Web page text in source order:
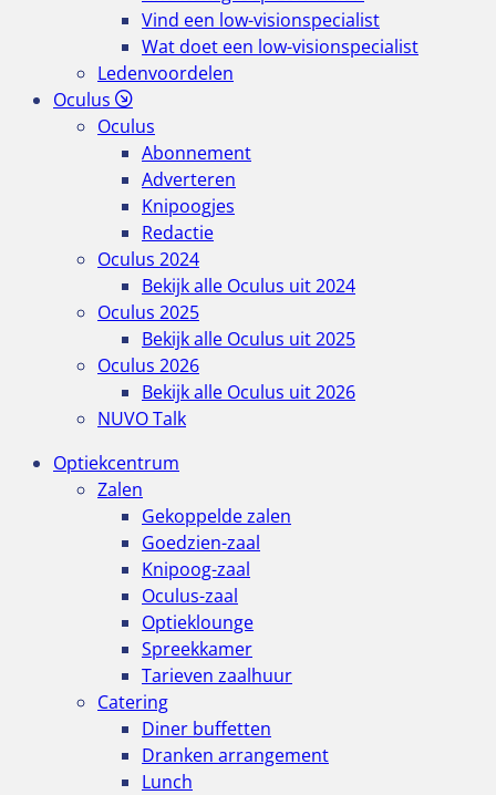
Vind een low-visionspecialist
Wat doet een low-visionspecialist
Ledenvoordelen
Oculus
Oculus
Abonnement
Adverteren
Knipoogjes
Redactie
Oculus 2024
Bekijk alle Oculus uit 2024
Oculus 2025
Bekijk alle Oculus uit 2025
Oculus 2026
Bekijk alle Oculus uit 2026
NUVO Talk
Optiekcentrum
Zalen
Gekoppelde zalen
Goedzien-zaal
Knipoog-zaal
Oculus-zaal
Optieklounge
Spreekkamer
Tarieven zaalhuur
Catering
Diner buffetten
Dranken arrangement
Lunch